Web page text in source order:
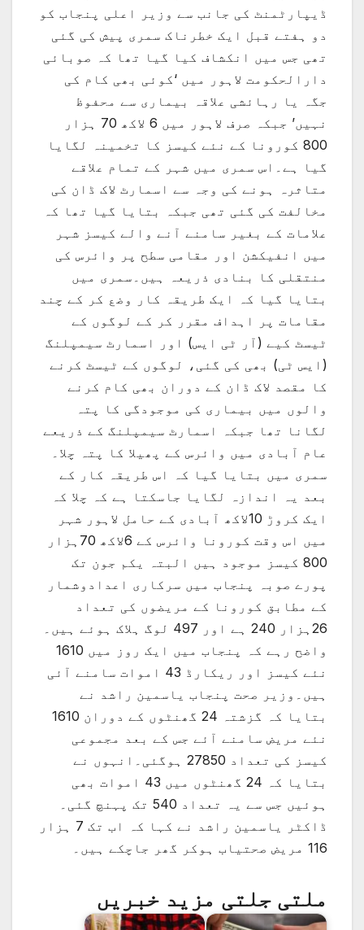
ڈیپارٹمنٹ کی جانب سے وزیر اعلی پنجاب کو
دو ہفتے قبل ایک خطرناک سمری پیش کی گئی
تھی جس میں انکشاف کیا گیا تھا کہ صوبائی
دارالحکومت لاہور میں ‘کوئی بھی کام کی
جگہ یا رہائشی علاقہ بیماری سے محفوظ
نہیں’ جبکہ صرف لاہور میں 6 لاکھ 70 ہزار
800 کورونا کے نئے کیسز کا تخمینہ لگایا
گیا ہے۔اس سمری میں شہر کے تمام علاقے
متاثرہ ہونے کی وجہ سے اسمارٹ لاک ڈان کی
مخالفت کی گئی تھی جبکہ بتایا گیا تھا کہ
علامات کے بغیر سامنے آنے والے کیسز شہر
میں انفیکشن اور مقامی سطح پر وائرس کی
منتقلی کا بنادی ذریعہ ہیں۔سمری میں
بتایا گیا کہ ایک طریقہ کار وضع کر کے چند
مقامات پر اہداف مقرر کر کے لوگوں کے
ٹیسٹ کیے (آر ٹی ایس) اور اسمارٹ سیمپلنگ
(ایس ٹی) بھی کی گئی، لوگوں کے ٹیسٹ کرنے
کا مقصد لاک ڈان کے دوران بھی کام کرنے
والوں میں بیماری کی موجودگی کا پتہ
لگانا تھا جبکہ اسمارٹ سیمپلنگ کے ذریعے
عام آبادی میں وائرس کے پھیلا کا پتہ چلا۔
سمری میں بتایا گیا کہ اس طریقہ کار کے
بعد یہ اندازہ لگایا جاسکتا ہے کہ چلا کہ
ایک کروڑ 10لاکھ آبادی کے حامل لاہور شہر
میں اس وقت کورونا وائرس کے 6لاکھ 70ہزار
800 کیسز موجود ہیں البتہ یکم جون تک
پورے صوبہ پنجاب میں سرکاری اعدادوشمار
کے مطابق کورونا کے مریضوں کی تعداد
26ہزار 240 ہے اور 497 لوگ ہلاک ہوئے ہیں۔
واضح رہے کہ پنجاب میں ایک روز میں 1610
نئے کیسز اور ریکارڈ 43 اموات سامنے آئی
ہیں۔وزیر صحت پنجاب یاسمین راشد نے
بتایا کہ گزشتہ 24 گھنٹوں کے دوران 1610
نئے مریض سامنے آئے جس کے بعد مجموعی
کیسز کی تعداد 27850 ہوگئی۔انہوں نے
بتایا کہ 24 گھنٹوں میں 43 اموات بھی
ہوئیں جس سے یہ تعداد 540 تک پہنچ گئی۔
ڈاکٹر یاسمین راشد نے کہا کہ اب تک 7 ہزار
116 مریض صحتیاب ہوکر گھر جاچکے ہیں۔
ملتی جلتی مزید خبریں